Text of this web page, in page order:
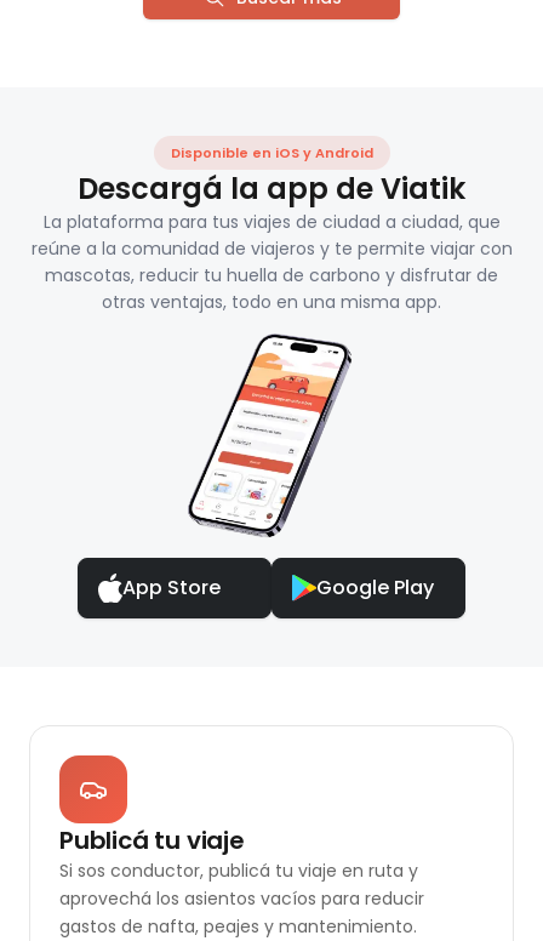
Disponible en iOS y Android
Descargá la app de Viatik
La plataforma para tus viajes de ciudad a ciudad, que
reúne a la comunidad de viajeros y te permite viajar con
mascotas, reducir tu huella de carbono y disfrutar de
otras ventajas, todo en una misma app.
App Store Google Play
Publicá tu viaje
Si sos conductor, publicá tu viaje en ruta y
aprovechá los asientos vacíos para reducir
gastos de nafta, peajes y mantenimiento.